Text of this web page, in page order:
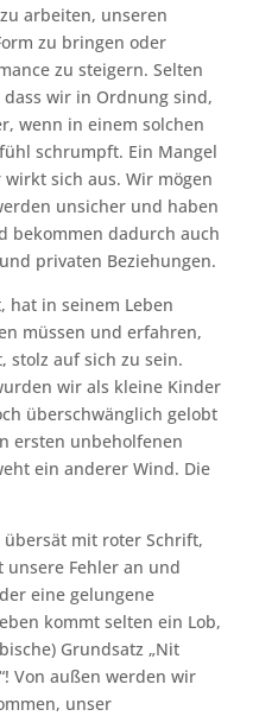
arbeiten, unseren
zu bringen oder
zu steigern. Selten
wir in Ordnung sind,
wenn in einem solchen
schrumpft. Ein Mangel
sich aus. Wir mögen
unsicher und haben
bekommen dadurch auch
privaten Beziehungen.
hat in seinem Leben
müssen und erfahren,
stolz auf sich zu sein.
wir als kleine Kinder
überschwänglich gelobt
ersten unbeholfenen
ein anderer Wind. Die
übersät mit roter Schrift,
Fehler an und
eine gelungene
kommt selten ein Lob,
Grundsatz „Nit
Von außen werden wir
unser